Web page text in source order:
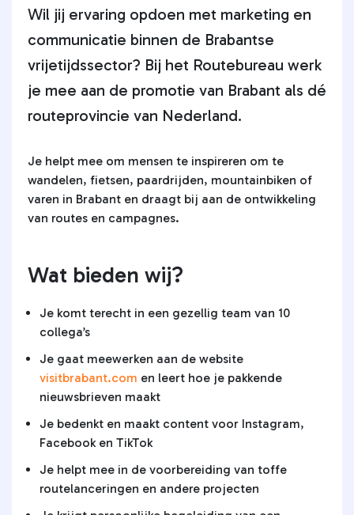
Wil jij ervaring opdoen met marketing en
communicatie binnen de Brabantse
vrijetijdssector? Bij het Routebureau werk
je mee aan de promotie van Brabant als dé
routeprovincie van Nederland.
Je helpt mee om mensen te inspireren om te
wandelen, fietsen, paardrijden, mountainbiken of
varen in Brabant en draagt bij aan de ontwikkeling
van routes en campagnes.
Wat bieden wij?
Je komt terecht in een gezellig team van 10
collega’s
Je gaat meewerken aan de website
visitbrabant.com en leert hoe je pakkende
nieuwsbrieven maakt
Je bedenkt en maakt content voor Instagram,
Facebook en TikTok
Je helpt mee in de voorbereiding van toffe
routelanceringen en andere projecten